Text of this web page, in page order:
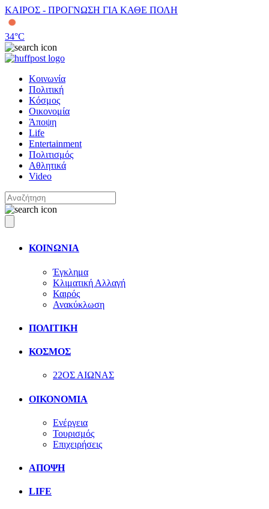
ΚΑΙΡΟΣ - ΠΡΟΓΝΩΣΗ ΓΙΑ ΚΑΘΕ ΠΟΛΗ
34°C
Κοινωνία
Πολιτική
Κόσμος
Οικονομία
Άποψη
Life
Entertainment
Πολιτισμός
Αθλητικά
Video
ΚΟΙΝΩΝΙΑ
Έγκλημα
Κλιματική Αλλαγή
Καιρός
Ανακύκλωση
ΠΟΛΙΤΙΚΗ
ΚΟΣΜΟΣ
22ΟΣ ΑΙΩΝΑΣ
ΟΙΚΟΝΟΜΙΑ
Ενέργεια
Τουρισμός
Επιχειρήσεις
ΑΠΟΨΗ
LIFE